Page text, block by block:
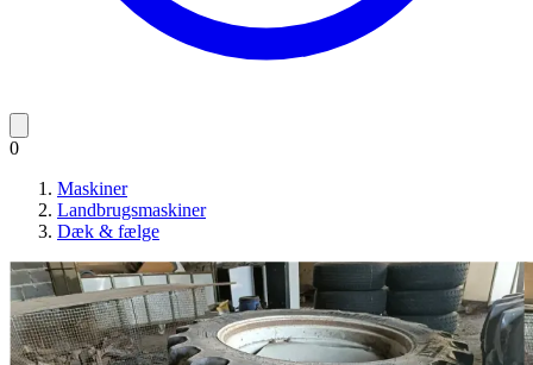
0
Maskiner
Landbrugsmaskiner
Dæk & fælge